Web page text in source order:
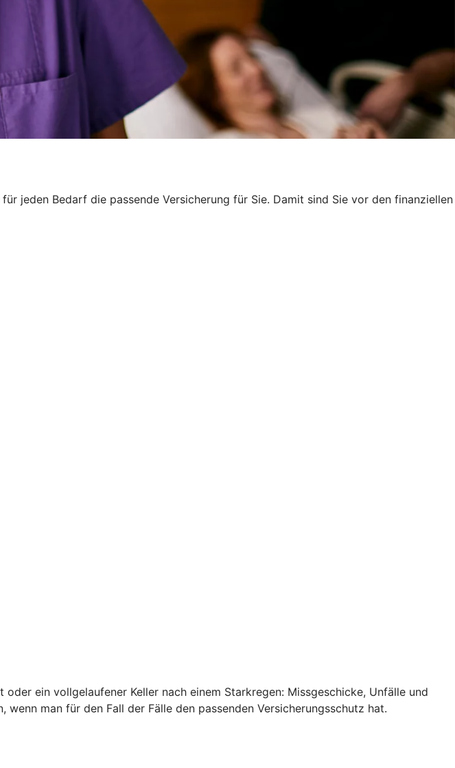
jeden Bedarf die passende Versicherung für Sie. Damit sind Sie vor den finanziellen
ein vollgelaufener Keller nach einem Starkregen: Missgeschicke, Unfälle und
man für den Fall der Fälle den passenden Versicherungsschutz hat.